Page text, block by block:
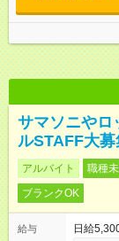
サマソニやロ
ルSTAFF大募
アルバイト 職種
ブランクOK
給与
日給